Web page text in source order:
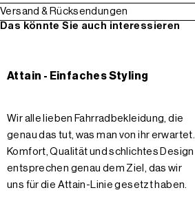
Versand & Rücksendungen
Das könnte Sie auch interessieren
Attain - Einfaches Styling
Wir alle lieben Fahrradbekleidung, die
genau das tut, was man von ihr erwartet.
Komfort, Qualität und schlichtes Design
entsprechen genau dem Ziel, das wir
uns für die Attain-Linie gesetzt haben.